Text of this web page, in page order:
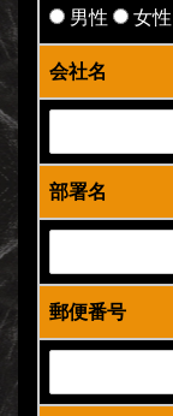
男性 女性
会社名
部署名
郵便番号